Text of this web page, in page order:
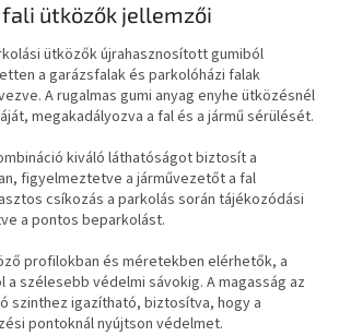
ütközők jellemzői
ütközők újrahasznosított gumiból
a garázsfalak és parkolóházi falak
A rugalmas gumi anyag enyhe ütközésnél
megakadályozva a fal és a jármű sérülését.
kiváló láthatóságot biztosít a
figyelmeztetve a járművezetőt a fal
csíkozás a parkolás során tájékozódási
a pontos beparkolást.
profilokban és méretekben elérhetők, a
szélesebb védelmi sávokig. A magasság az
szinthez igazítható, biztosítva, hogy a
pontoknál nyújtson védelmet.